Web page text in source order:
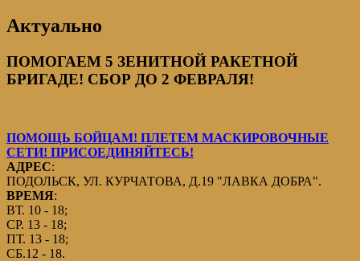
Актуально
ПОМОГАЕМ 5 ЗЕНИТНОЙ РАКЕТНОЙ
БРИГАДЕ! СБОР ДО 2 ФЕВРАЛЯ!
ПОМОЩЬ БОЙЦАМ! ПЛЕТЕМ МАСКИРОВОЧНЫЕ
СЕТИ! ПРИСОЕДИНЯЙТЕСЬ!
АДРЕС:
ПОДОЛЬСК, УЛ. КУРЧАТОВА, Д.19 "ЛАВКА ДОБРА".
ВРЕМЯ:
ВТ. 10 - 18;
СР. 13 - 18;
ПТ. 13 - 18;
СБ.12 - 18.